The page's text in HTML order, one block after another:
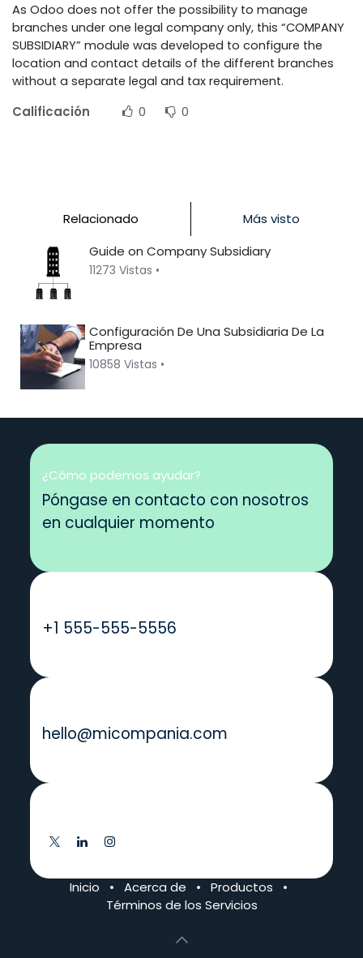
Relacionado
Más visto
Guide on Company Subsidiary
11273 Vistas •
Configuración De Una Subsidiaria De La
Empresa
10858 Vistas •
As Odoo does not offer the possibility to manage
branches under one legal company only, this “COMPANY
SUBSIDIARY” module was developed to configure the
location and contact details of the different branches
without a separate legal and tax requirement.
Calificación 0 0
¿Cómo podemos ayudar?
Póngase en contacto con nosotros
en cualquier momento
+1 555-555-5556
hello@micompania.com
Inicio • Acerca de • Productos
•
Términos de los Servicios